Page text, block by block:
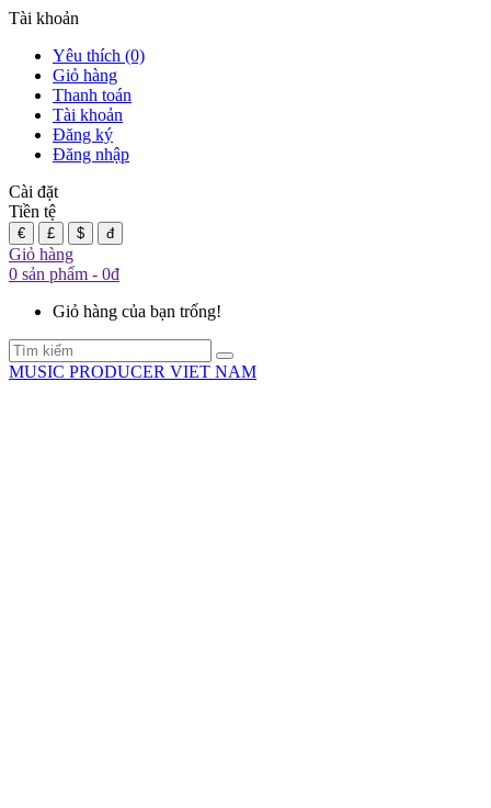
Tài khoản
Yêu thích (0)
Giỏ hàng
Thanh toán
Tài khoản
Đăng ký
Đăng nhập
Cài đặt
Tiền tệ
€ £ $ đ
Giỏ hàng
0 sản phẩm - 0đ
Giỏ hàng của bạn trống!
MUSIC PRODUCER VIET NAM